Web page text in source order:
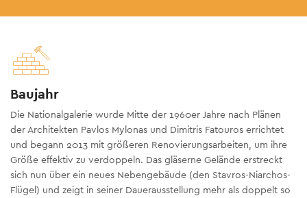
Baujahr
Die Nationalgalerie wurde Mitte der 1960er Jahre nach Plänen
der Architekten Pavlos Mylonas und Dimitris Fatouros errichtet
und begann 2013 mit größeren Renovierungsarbeiten, um ihre
Größe effektiv zu verdoppeln. Das gläserne Gelände erstreckt
sich nun über ein neues Nebengebäude (den Stavros-Niarchos-
Flügel) und zeigt in seiner Dauerausstellung mehr als doppelt so